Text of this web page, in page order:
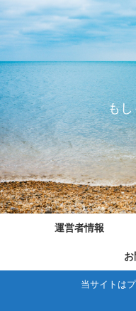
もし
運営者情報
当サイトは